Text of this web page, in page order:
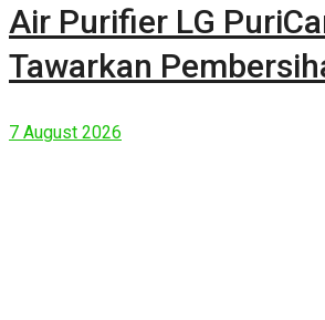
Air Purifier LG
Tawarkan
7 August 2026